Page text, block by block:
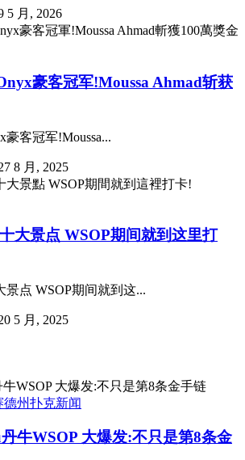
5 月, 2026
豪客冠军!Moussa Ahmad斩获
客冠军!Moussa...
8 月, 2025
大景点 WSOP期间就到这里打
景点 WSOP期间就到这...
5 月, 2025
德州扑克新闻
牛WSOP 大爆发:不只是第8条金